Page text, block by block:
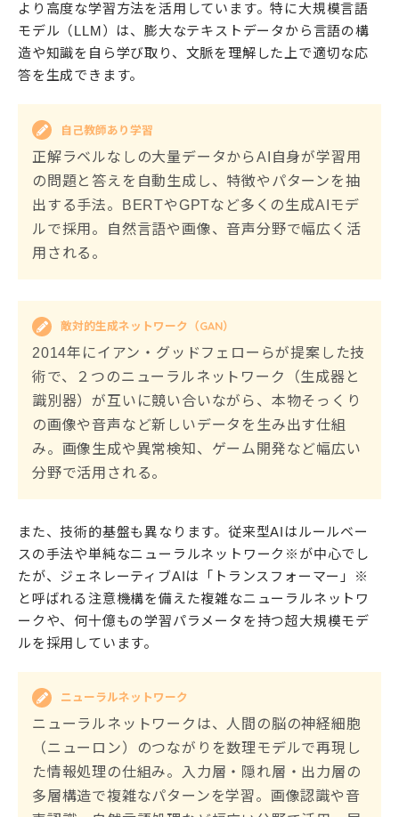
より高度な学習方法を活用しています。特に大規模言語
モデル（LLM）は、膨大なテキストデータから言語の構
造や知識を自ら学び取り、文脈を理解した上で適切な応
答を生成できます。
自己教師あり学習
正解ラベルなしの大量データからAI自身が学習用
の問題と答えを自動生成し、特徴やパターンを抽
出する手法。BERTやGPTなど多くの生成AIモデ
ルで採用。自然言語や画像、音声分野で幅広く活
用される。
敵対的生成ネットワーク（GAN）
2014年にイアン・グッドフェローらが提案した技
術で、２つのニューラルネットワーク（生成器と
識別器）が互いに競い合いながら、本物そっくり
の画像や音声など新しいデータを生み出す仕組
み。画像生成や異常検知、ゲーム開発など幅広い
分野で活用される。
また、技術的基盤も異なります。従来型AIはルールベー
スの手法や単純なニューラルネットワーク※が中心でし
たが、ジェネレーティブAIは「トランスフォーマー」※
と呼ばれる注意機構を備えた複雑なニューラルネットワ
ークや、何十億もの学習パラメータを持つ超大規模モデ
ルを採用しています。
ニューラルネットワーク
ニューラルネットワークは、人間の脳の神経細胞
（ニューロン）のつながりを数理モデルで再現し
た情報処理の仕組み。入力層・隠れ層・出力層の
多層構造で複雑なパターンを学習。画像認識や音